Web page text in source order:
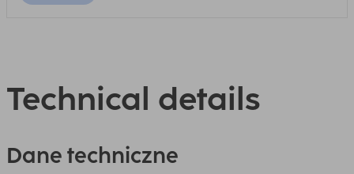
Technical details
Dane techniczne